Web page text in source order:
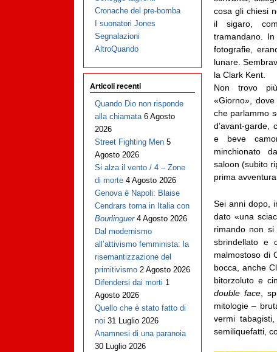
cosa gli chiesi
il sigaro,
tramandano.
fotografie,
lunare.
la Clark Kent.
Non trovo
«Giorno»,
che parlammo
d’avant-garde,
e beve
minchionato
saloon (subito
prima
Sei anni dopo,
dato «una
rimando non
sbrindellato e
malmostoso di
bocca, anche
bitorzoluto e
double face,
mitologie –
vermi
semiliquefatti,
Cronache del pre-bomba
I suonatori Jones
Segnalazioni
AltroQuando
Articoli recenti
Quando Dio non risponde
alla chiamata 6 Agosto
2026
Street Fighting Men 5
Agosto 2026
Si alza il vento / 4 – Zone
di morte 4 Agosto 2026
Genova è Napoli: Blaise
Cendrars torna in Italia con
Bourlinguer 4 Agosto 2026
Dal modernismo
all’attivismo femminista: la
risemantizzazione del
primitivismo 2 Agosto 2026
Difendersi dai morti 1
Agosto 2026
Quello che è stato fatto di
noi 31 Luglio 2026
Anamnesi di una paranoia
30 Luglio 2026